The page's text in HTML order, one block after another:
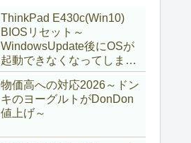
ThinkPad E430c(Win10)
BIOSリセット～
WindowsUpdate後にOSが
起動できなくなってしまい
復旧～
物価高への対応2026～ドン
キのヨーグルトがDonDon
値上げ～